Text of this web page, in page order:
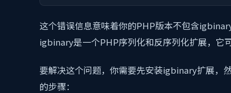
这个错误信息意味着你的PHP版本不包含
igbinary是一个PHP序列化和反序列化扩展，它
要解决这个问题，你需要先安装igbinary扩展，
的步骤：